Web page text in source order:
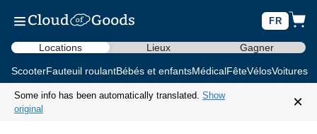
FR
Locations Lieux Gagner
ScooterFauteuil roulantBébés et enfantsMédicalFêteVélosVoitures
Some info has been automatically translated. Show
original
×